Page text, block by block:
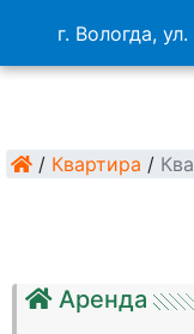
г. Вологда,
/ Квартира /
Аренда